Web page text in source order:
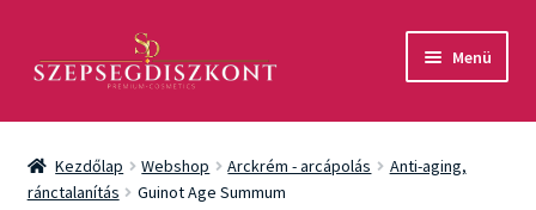
aa
Menü
Akció
Csomagok
Kezdőlap Webshop Arckrém - arcápolás
Anti-aging,
ránctalanítás
Guinot Age Summum